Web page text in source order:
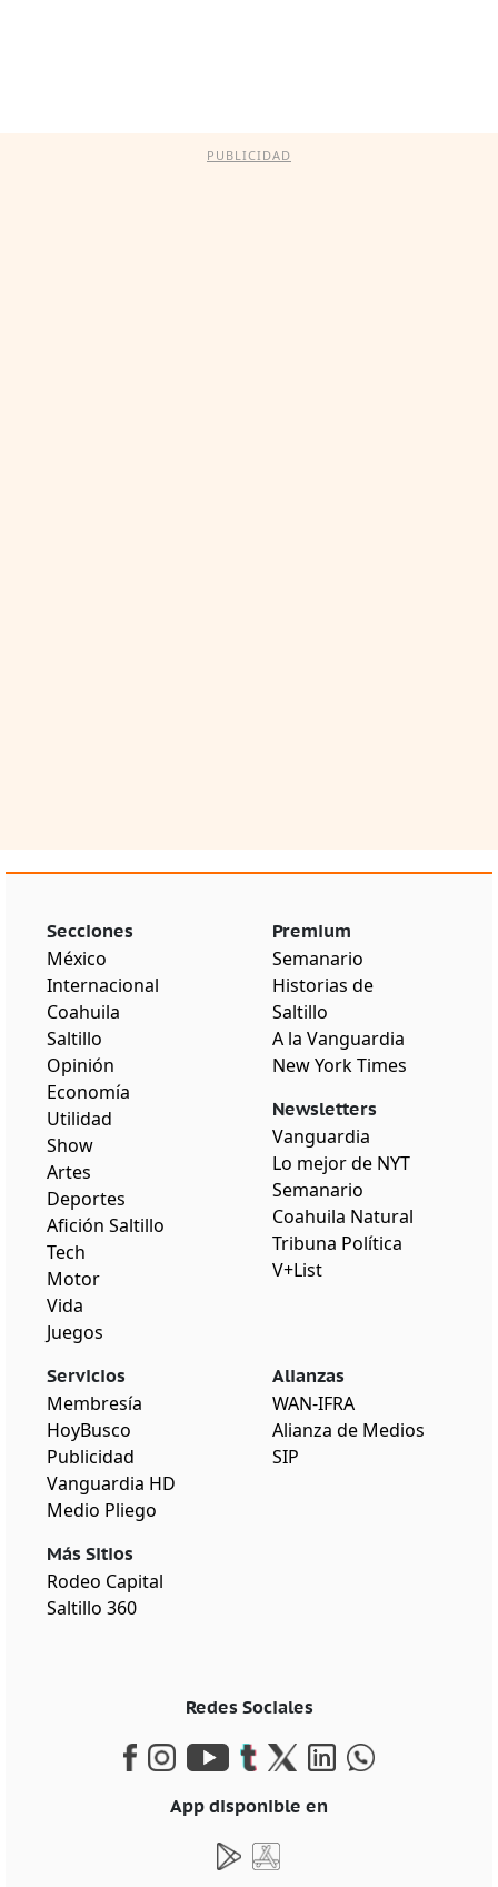
PUBLICIDAD
Secciones
México
Internacional
Coahuila
Saltillo
Opinión
Economía
Utilidad
Show
Artes
Deportes
Afición Saltillo
Tech
Motor
Vida
Juegos
Premium
Semanario
Historias de
Saltillo
A la Vanguardia
New York Times
Newsletters
Vanguardia
Lo mejor de NYT
Semanario
Coahuila Natural
Tribuna Política
V+List
Servicios
Membresía
HoyBusco
Publicidad
Vanguardia HD
Medio Pliego
Más Sitios
Rodeo Capital
Saltillo 360
Alianzas
WAN-IFRA
Alianza de Medios
SIP
Redes Sociales
App disponible en